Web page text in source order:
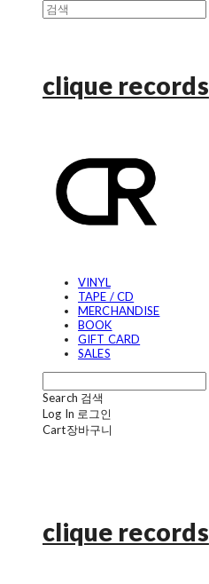
clique records
VINYL
TAPE / CD
MERCHANDISE
BOOK
GIFT CARD
SALES
Search 검색
Log In 로그인
Cart장바구니
clique records